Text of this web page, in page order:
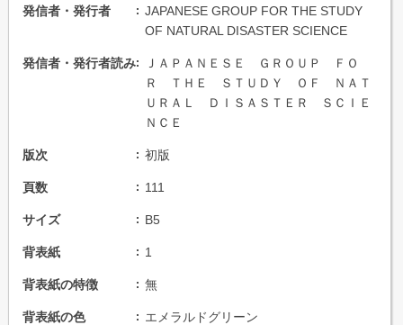
発信者・発行者
JAPANESE GROUP FOR THE STUDY
OF NATURAL DISASTER SCIENCE
発信者・発行者読み
ＪＡＰＡＮＥＳＥ ＧＲＯＵＰ ＦＯ
Ｒ ＴＨＥ ＳＴＵＤＹ ＯＦ ＮＡＴ
ＵＲＡＬ ＤＩＳＡＳＴＥＲ ＳＣＩＥ
ＮＣＥ
版次 初版
頁数 111
サイズ B5
背表紙 1
背表紙の特徴 無
背表紙の色 エメラルドグリーン